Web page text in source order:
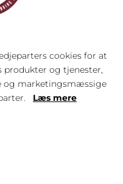
cookies for at
produkter og tjenester,
og marketingsmæssige
Læs mere